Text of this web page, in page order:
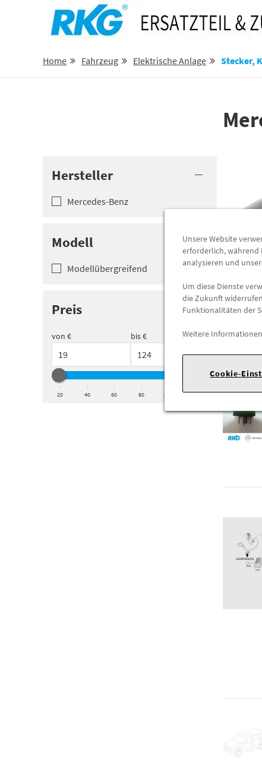
Home Fahrzeug Elektrische Anlage Stecker,
Hersteller
Mercedes-B­enz
Modell
Modellüber­greifend
Preis
von € bis €
20 40 60 80 100 120
Unsere Website
erforderlich, während
analysieren und
Um diese Dienste
die Zukunft
Funktionalitäten der
Weitere
Cookie-